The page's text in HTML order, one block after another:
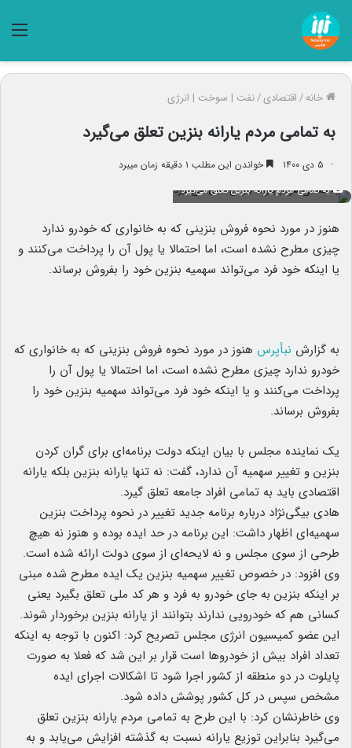
خانه/اقتصادی/نفت | سوخت | انرژی
به تمامی مردم یارانه بنزین تعلق می‌گیرد
۵ دی ۱۴۰۰ خواندن این مطلب ۱ دقیقه زمان میبرد
به تمامی مردم یارانه بنزین تعلق می‌گیرد
هنوز در مورد نحوه فروش بنزینی که به خانواری که خودرو ندارد
چیزی مطرح نشده است، اما احتمالا یا پول آن را پرداخت می‌کنند و
یا اینکه خود فرد می‌تواند سهمیه بنزین خود را بفروش برساند.
به گزارش نبأپرس هنوز در مورد نحوه فروش بنزینی که به خانواری که
خودرو ندارد چیزی مطرح نشده است، اما احتمالا یا پول آن را
پرداخت می‌کنند و یا اینکه خود فرد می‌تواند سهمیه بنزین خود را
بفروش برساند.
یک نماینده مجلس با بیان اینکه دولت برنامه‌ای برای گران کردن
بنزین و تغییر سهمیه آن ندارد، گفت: نه تنها یارانه بنزین بلکه یارانه
اقتصادی باید به تمامی افراد جامعه تعلق گیرد.
هادی بیگی‌نژاد درباره برنامه جدید تغییر در نحوه پرداخت بنزین
سهمیه‌ای اظهار داشت: این برنامه در حد ایده بوده و هنوز نه هیچ
طرحی از سوی مجلس و نه لایحه‌ای از سوی دولت ارائه شده است.
وی افزود: در خصوص تغییر سهمیه بنزین یک ایده مطرح شده مبنی
بر اینکه بنزین به جای خودرو به فرد و هر کد ملی تعلق بگیرد یعنی
کسانی هم که خودرویی ندارند بتوانند از یارانه بنزین برخوردار شوند.
این عضو کمیسیون انرژی مجلس تصریح کرد: اکنون با توجه به اینکه
تعداد افراد بیش از خودروها است قرار بر این شد که فعلا به صورت
پایلوت در دو منطقه از کشور اجرا شود تا اشکالات اجرای ایده
مشخص سپس در کل کشور پوشش داده شود.
وی خاطرنشان کرد: با این طرح به تمامی مردم یارانه بنزین تعلق
می‌گیرد بنابراین توزیع یارانه نسبت به گذشته افزایش می‌یابد و به